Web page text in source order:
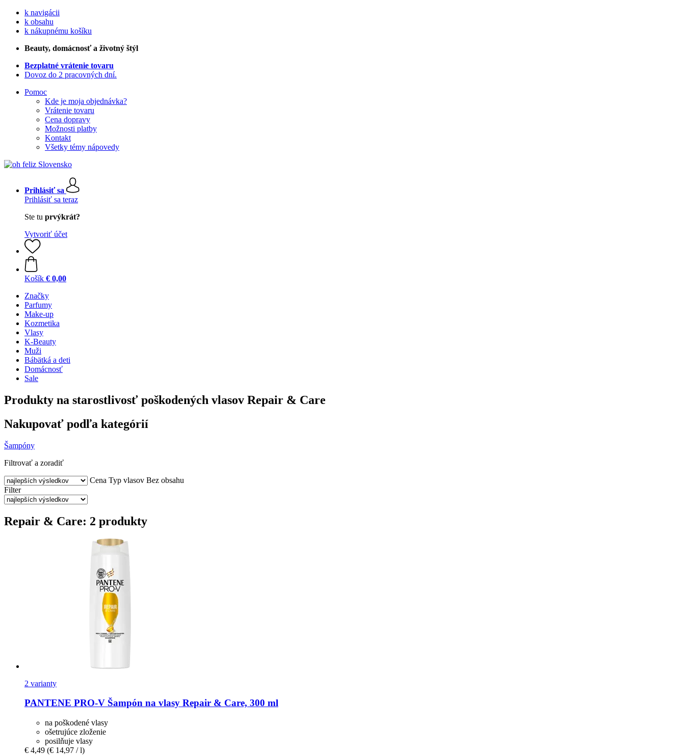
k navigácii
k obsahu
k nákupnému košíku
Beauty, domácnosť a životný štýl
Bezplatné vrátenie tovaru
Dovoz do 2 pracovných dní.
Pomoc
Kde je moja objednávka?
Vrátenie tovaru
Cena dopravy
Možnosti platby
Kontakt
Všetky témy nápovedy
Prihlásiť sa
Prihlásiť sa teraz
Ste tu prvýkrát?
Vytvoriť účet
Košík € 0,00
Značky
Parfumy
Make-up
Kozmetika
Vlasy
K-Beauty
Muži
Bábätká a deti
Domácnosť
Sale
Produkty na starostlivosť poškodených vlasov Repair & Care
Nakupovať podľa kategórií
Šampóny
Filtrovať a zoradiť
Cena Typ vlasov Bez obsahu
Filter
Repair & Care: 2 produkty
2 varianty
PANTENE PRO-V Šampón na vlasy Repair & Care, 300 ml
na poškodené vlasy
ošetrujúce zloženie
posilňuje vlasy
€ 4,49 (€ 14,97 / l)